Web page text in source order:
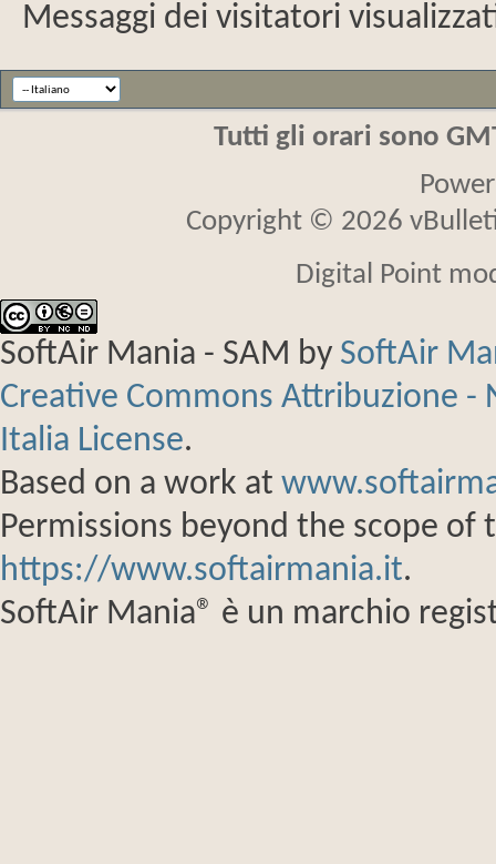
Messaggi dei visitatori
Tutti gli orari sono
Copyright © 2026
Digital Point
SoftAir Mania - SAM by SoftAir
Creative Commons Attribuzione
Italia License.
Based on a work at
Permissions beyond the scope of
https://www.softairmania.it.
SoftAir Mania® è un marchio